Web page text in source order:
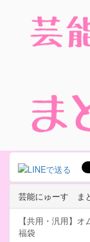
芸能にゅーす ま
【共用・汎用】
福袋